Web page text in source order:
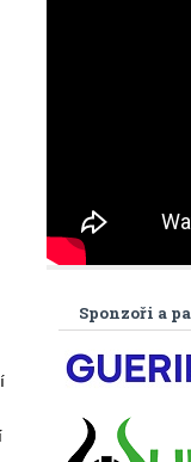
Sponzoři a